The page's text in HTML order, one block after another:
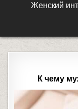
Женский
К чему